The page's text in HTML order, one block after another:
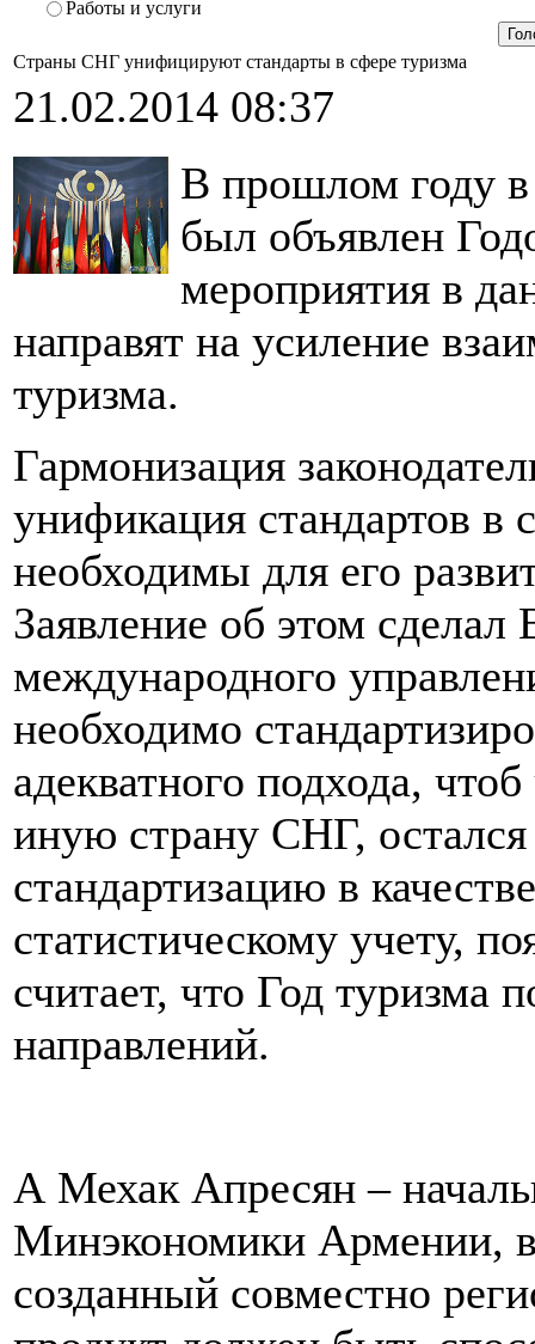
Работы и услуги
Страны СНГ унифицируют стандарты в сфере туризма
21.02.2014 08:37
В прошлом году в
был объявлен
мероприятия в
направят на усиление
туризма.
Гармонизация
унификация стандартов в
необходимы для его
Заявление об этом
международного
необходимо
адекватного подхода,
иную страну СНГ,
стандартизацию в
статистическому учету,
считает, что Год туризма
направлений.
А Мехак Апресян –
Минэкономики Армении, в
созданный совместно